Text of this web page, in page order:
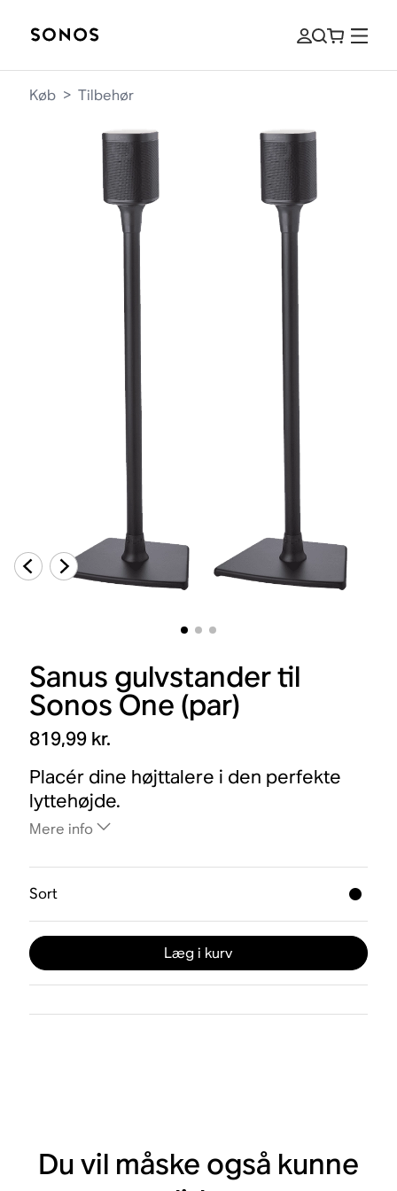
Køb > Tilbehør
Sanus gulvstander til
Sonos One (par)
819,99 kr.
Placér dine højttalere i den perfekte
lyttehøjde.
Mere info
Sort
Læg i kurv
Du vil måske også kunne